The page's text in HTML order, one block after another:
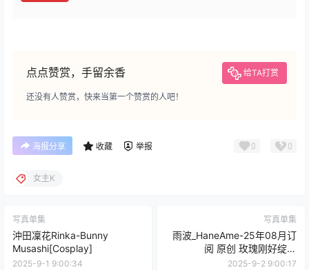
点点赞赏，手留余香 给TA打赏
还没有人赞赏，快来当第一个赞赏的人吧！
海报分享 收藏 举报 0 0
女主K
写真单集
沖田凜花Rinka-Bunny
Musashi[Cosplay]
2025-9-1 9:00:34
写真单集
雨波_HaneAme-25年08月订
阅 原创 玫瑰刚好绽放
[Cosplay]
2025-9-2 9:00:17